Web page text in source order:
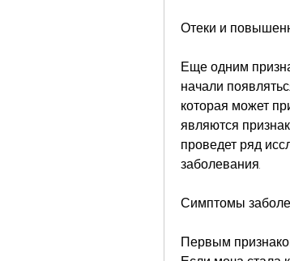
Отеки и
Еще одним
начали
которая может
являются
проведет ряд
заболевания.
Симптомы
Первым